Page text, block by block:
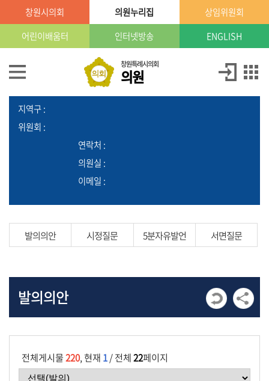
본문으로 바로가기
GNB메뉴 바로가기
창
원
특
례
의
원
소
개
의
의
원
발
발
언
록
회
창원특례시의회
의원
창원시의회 의원누리집
상임위원회
어린이배움터
인터넷방송 ENGLISH
당:
지역구 :
위원회 :
연락처 :
의원실 :
이메일 :
발의의안 시정질문 5분자유발언 서면질문
발의의안
전체게시물220, 현재 1/ 전체22페이지